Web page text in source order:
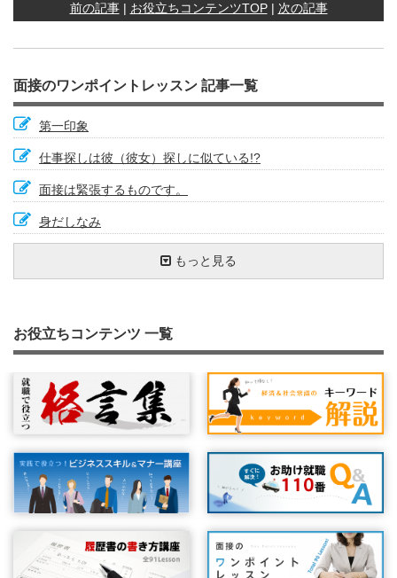
前の記事| お役立ちコンテンツTOP| 次の記事
面接のワンポイントレッスン 記事一覧
第一印象
仕事探しは彼（彼女）探しに似ている!?
面接は緊張するものです。
身だしなみ
面接前日の用意（１）持ち物チェック
面接への準備と心構え（２）：何を話すか
面接への準備と心構え（３）：面接直前に確認すること
面接に臨む上での心構え
面接のポイント：自分の良いところ、悪いところ
面接の受け答え方について①
面接の受け答え方について②
不採用の場合の心構え
集団面接
面接官の考え方を探る①
面接マナー 総まとめ②
面接マナー 総まとめ③
面接の意味を考えよう！
ちょっと困った質問をされたら
会話のキャッチボールを楽しもう！
面接の下見に行こう！
将来の自分をイメージしよう！
面接で緊張しないために
自己啓発に取り組んでいますか
面接時の髪型について
ネガティブ発言での回答はやめよう
くせはくせもの
目線で印象は変わる
面接の流れをイメージしよう！
面接官に合わせたアピールを
「アイコンタクト」していますか？
天職はつくり出すもの
受け答えはパス回しが大事！
平常心を保つ
面接前の持ち物チェック
面接官が複数人のとき
緊急事態！もしも遅刻してしまったら
最近関心のあるニュースは何ですか？
発声練習をやってみよう！
面接内容はメモしておこう
自分の言葉で答えよう
経営理念の確認
いじわるな質問をされた時の対処方法
待ち時間、退出後も見られている！？
体調を整える
条件はきちんと確認しよう
思いを伝える！熱意を伝える！
『はい！』とあいづちを打とう！
簡潔でわかりやすい説明を心がけよう
面接時の服装はどうするか
結論は最初に言う
頭の中が真っ白になってしまったら
面接の前の電話対応にも細心の注意を
面接はプラス思考で
話し上手より、聞き上手！？
明るい笑顔でハキハキしようもっと見る
お役立ちコンテンツ 一覧